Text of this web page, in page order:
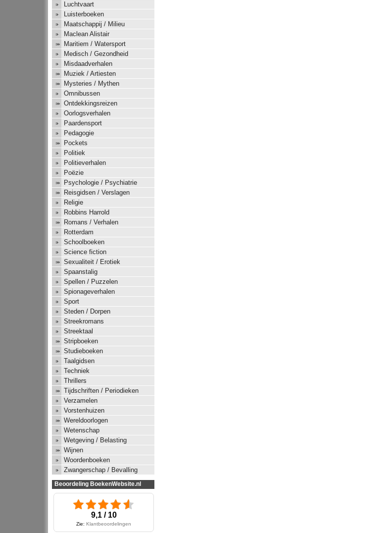
Luchtvaart
Luisterboeken
Maatschappij / Milieu
Maclean Alistair
Maritiem / Watersport
Medisch / Gezondheid
Misdaadverhalen
Muziek / Artiesten
Mysteries / Mythen
Omnibussen
Ontdekkingsreizen
Oorlogsverhalen
Paardensport
Pedagogie
Pockets
Politiek
Politieverhalen
Poëzie
Psychologie / Psychiatrie
Reisgidsen / Verslagen
Religie
Robbins Harrold
Romans / Verhalen
Rotterdam
Schoolboeken
Science fiction
Sexualiteit / Erotiek
Spaanstalig
Spellen / Puzzelen
Spionageverhalen
Sport
Steden / Dorpen
Streekromans
Streektaal
Stripboeken
Studieboeken
Taalgidsen
Techniek
Thrillers
Tijdschriften / Periodieken
Verzamelen
Vorstenhuizen
Wereldoorlogen
Wetenschap
Wetgeving / Belasting
Wijnen
Woordenboeken
Zwangerschap / Bevalling
Beoordeling BoekenWebsite.nl
9,1 / 10
Zie: Klantbeoordelingen